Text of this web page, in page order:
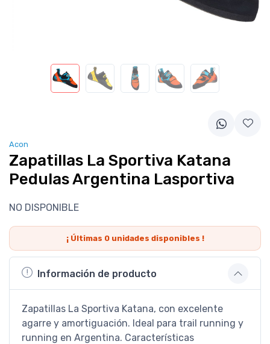
Acon
Zapatillas La Sportiva Katana
Pedulas Argentina Lasportiva
NO DISPONIBLE
¡ Últimas 0unidades disponibles !
Información de producto
Zapatillas La Sportiva Katana, con excelente
agarre y amortiguación. Ideal para trail running y
running en Argentina. Características